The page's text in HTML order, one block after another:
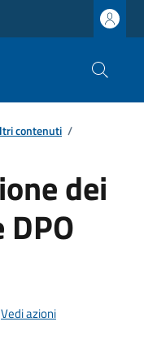
contenuti /
dei
Vedi azioni